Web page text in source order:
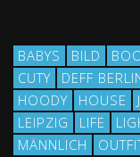
BABYS BILD
CUTY
DEFF
HOODY
HOUSE
LEIPZIG
LIFE
MÄNNLICH